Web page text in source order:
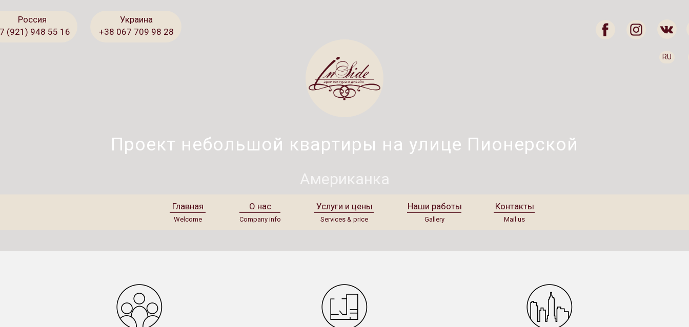
Главная О нас Услуги и цены Наши работы Контакты
Welcome Company info Services & price Gallery Mail us
Россия
Американка
Проект небольшой квартиры на улице Пионерской
(921) 948 55 16
Украина
+38 067 709 98 28
RU